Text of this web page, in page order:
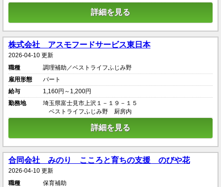
詳細を見る
株式会社 アスモフードサービス東日本
2026-04-10 更新
職種
調理補助／ベストライフふじみ野
雇用形態
パート
給与
1,160円～1,200円
勤務地
埼玉県富士見市上沢１－１９－１５
ベストライフふじみ野 厨房内
詳細を見る
合同会社 みのり こころと育ちの支援 のびや花
2026-04-10 更新
職種
保育補助